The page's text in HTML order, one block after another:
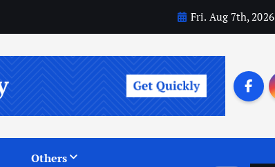
Fri. Aug 7th, 2026
Others